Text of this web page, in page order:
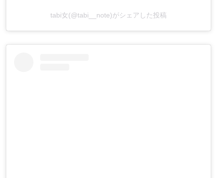
tabi女(@tabi__note)がシェアした投稿